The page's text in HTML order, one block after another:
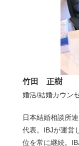
竹田 正樹
婚活/結婚カウン
日本結婚相談所
代表。IBJが運営
位を常に継続。